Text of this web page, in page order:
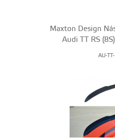
Maxton Design
Audi TT RS
AU-